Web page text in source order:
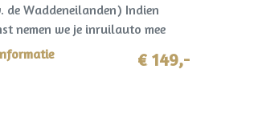
de Waddeneilanden) Indien
nemen we je inruilauto mee
pakket Premium slechts
€ 149,-